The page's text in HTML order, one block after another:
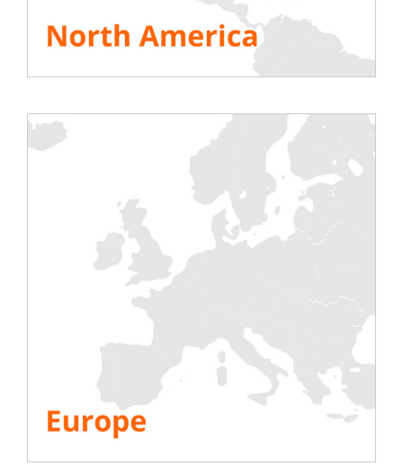
Rentaload offre il software di monitoraggio LBPI
per il controllo, la registrazione dei dati e la
generazione di rapporti di prova con il banco di
carico da 3550 KW e 3500 kVA.
Il software LBPI ti permette di controllare l’intera
flotta di banchi di ricarica collegati in loco,
attraverso un unico computer. Puoi controllare
fino a 100 banchi di carica contemporaneamente,
mescolando i tipi di banco di carica. Ad esempio,
puoicontrollare contemporaneamente 15